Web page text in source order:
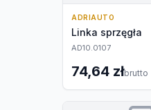
ADRIAUTO
Linka sprzęgła
AD10.0107
74,64 złbrutto